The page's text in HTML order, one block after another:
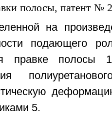
на
подающего
правке полосы
5.